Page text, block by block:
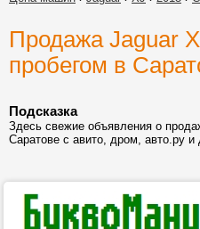
Продажа Jaguar
пробегом в
Подсказка
Здесь свежие объявления о
Саратове с авито, дром, авто.ру и